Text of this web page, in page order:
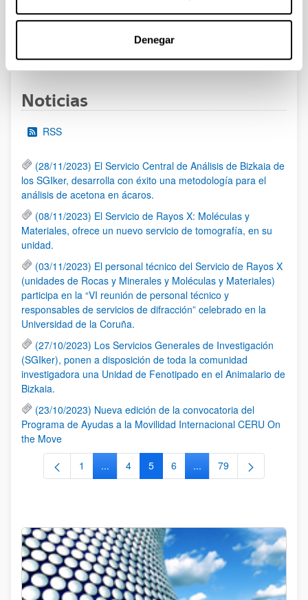
Denegar
Páginas intermedias Use
Noticias
RSS
(28/11/2023) El Servicio Central de Análisis de Bizkaia de
los SGIker, desarrolla con éxito una metodología para el
análisis de acetona en ácaros.
(08/11/2023) El Servicio de Rayos X: Moléculas y
Materiales, ofrece un nuevo servicio de tomografía, en su
unidad.
(03/11/2023) El personal técnico del Servicio de Rayos X
(unidades de Rocas y Minerales y Moléculas y Materiales)
participa en la “VI reunión de personal técnico y
responsables de servicios de difracción” celebrado en la
Universidad de la Coruña.
(27/10/2023) Los Servicios Generales de Investigación
(SGIker), ponen a disposición de toda la comunidad
investigadora una Unidad de Fenotipado en el Animalario de
Bizkaia.
(23/10/2023) Nueva edición de la convocatoria del
Programa de Ayudas a la Movilidad Internacional CERU On
the Move
Página
1 ...Páginas intermedias Use TAB para
Página
4 Página
5 Página
6 ...Páginas intermedias
Página
79